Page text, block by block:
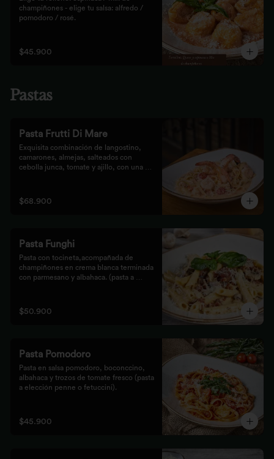
champiñones - elige tu salsa: alfredo /
pomodoro / rosé.
$45.900
Pastas
Pasta Frutti Di Mare
Exquisita combinación de langostino,
camarones, almejas, salteados con
cebolla junca, tomate y ajillo, con una
acompañado con nuestro tradicional pan
Focaccia.
$68.900
Pasta Funghi
Pasta con tocineta,acompañada de
champiñones en crema blanca terminada
con parmesano y albahaca. (pasta a
$50.900
Pasta Pomodoro
Pasta en salsa pomodoro, boconccino,
albahaca y trozos de tomate fresco (pasta
a elección penne o fetuccini).
$45.900